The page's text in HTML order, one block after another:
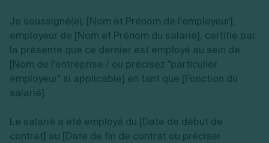
Je soussigné(e), [Nom et Prénom de l'employeur],
employeur de [Nom et Prénom du salarié], certifie par
la présente que ce dernier est employé au sein de
[Nom de l'entreprise / ou précisez "particulier
employeur" si applicable] en tant que [Fonction du
salarié].
Le salarié a été employé du [Date de début de
contrat] au [Date de fin de contrat ou préciser